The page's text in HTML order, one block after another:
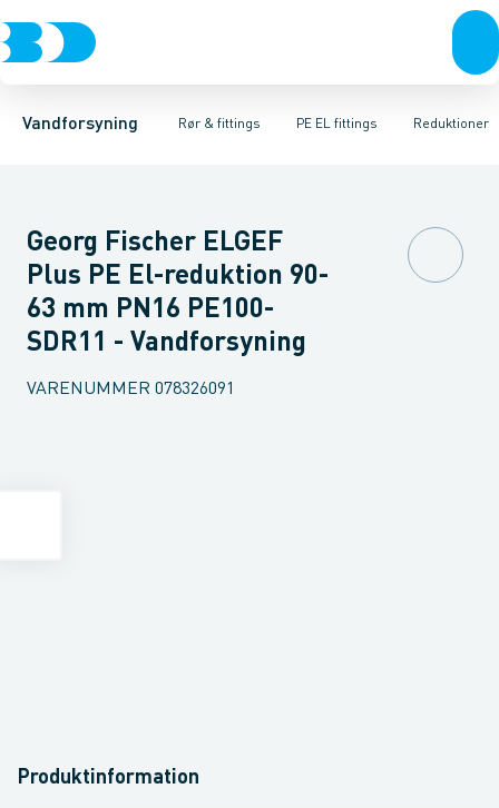
Vandforsyning Rør & fittings
Rør & fittingsKoblinger & anboringerMuffer, klemmer &
PE EL fittings
PE rørPE EL fittingsPE fittings Duktiljern fittings Reduktioner
VinklerT-stykker SvejsemufferReduktionerAnboringssadler-
Georg Fischer ELGEF
Plus PE El-reduktion 90-
63 mm PN16 PE100-
SDR11 - Vandforsyning
VARENUMMER 078326091
Produktinformation